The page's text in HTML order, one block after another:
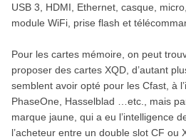
USB 3, HDMI, Ethernet, casque,
module WiFi, prise flash et
Pour les cartes mémoire, on peut
proposer des cartes XQD, d’autant
semblent avoir opté pour les Cfast, à
PhaseOne, Hasselblad …etc., mais
marque jaune, qui a eu l’intelligence
l’acheteur entre un double slot CF ou